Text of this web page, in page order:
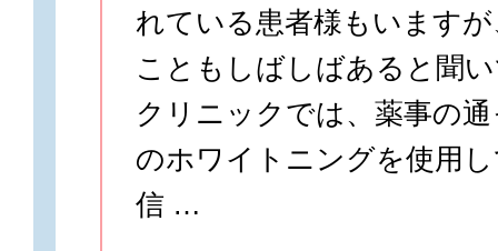
れている患者様もいます
こともしばしばあると聞
クリニックでは、薬事の
のホワイトニングを使用
信 …